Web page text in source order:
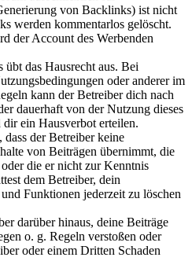
von Backlinks) ist nicht
werden kommentarlos gelöscht.
der Account des Werbenden
das Hausrecht aus. Bei
oder anderer im
kann der Betreiber dich nach
dauerhaft von der Nutzung dieses
ein Hausverbot erteilen.
der Betreiber keine
von Beiträgen übernimmt, die
die er nicht zur Kenntnis
dem Betreiber, dein
Funktionen jederzeit zu löschen
darüber hinaus, deine Beiträge
o. g. Regeln verstoßen oder
oder einem Dritten Schaden